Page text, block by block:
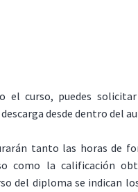
el curso, puedes
desde dentro del
tanto las horas de
como la calificación
del diploma se indican